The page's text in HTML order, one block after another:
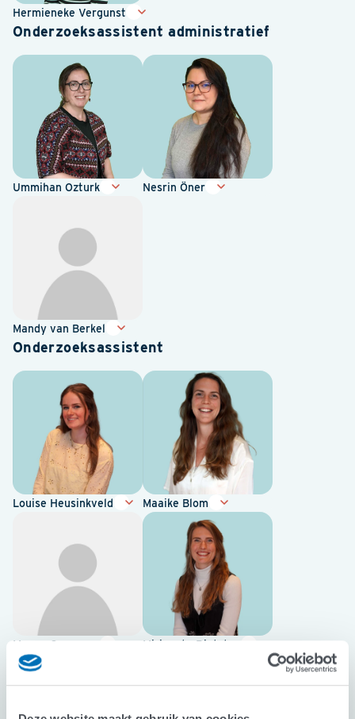
Hermieneke Vergunst
Onderzoeksassistent administratief
Ummihan Ozturk Nesrin Öner
Mandy van Berkel
Onderzoeksassistent
Louise Heusinkveld Maaike Blom
Manon Gremmen Mirjam te Rietstap